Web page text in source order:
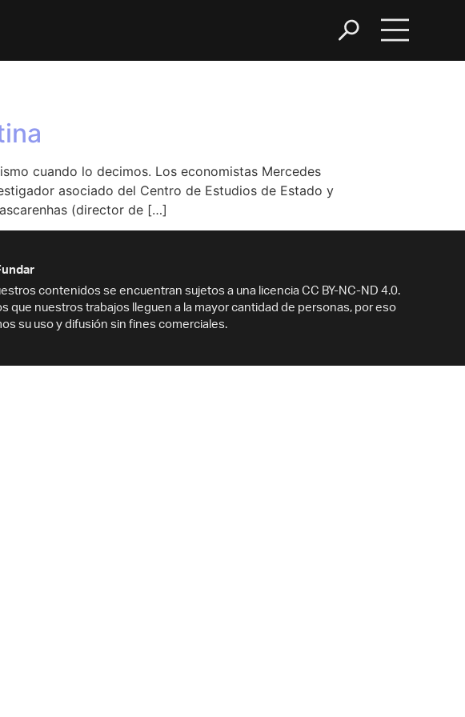
cuando lo decimos. Los economistas Mercedes
asociado del Centro de Estudios de Estado y
(director de […]
contenidos se encuentran sujetos a una licencia CC BY-NC-ND 4.0.
que nuestros trabajos lleguen a la mayor cantidad de personas, por eso
su uso y difusión sin fines comerciales.